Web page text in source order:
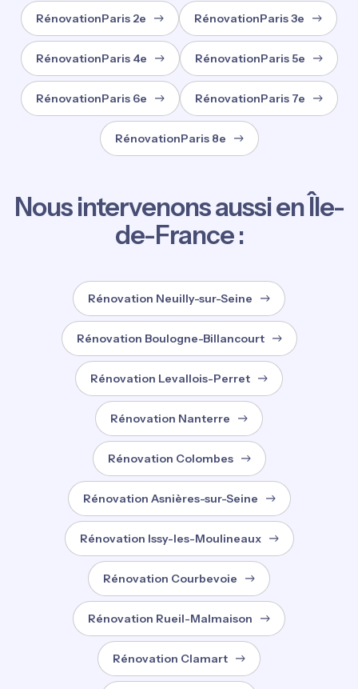
RénovationParis 2e RénovationParis 3e
RénovationParis 4e RénovationParis 5e
RénovationParis 6e RénovationParis 7e
RénovationParis 8e
Nous intervenons aussi en Île-
de-France :
Rénovation Neuilly-sur-Seine
Rénovation Boulogne-Billancourt
Rénovation Levallois-Perret
Rénovation Nanterre
Rénovation Colombes
Rénovation Asnières-sur-Seine
Rénovation Issy-les-Moulineaux
Rénovation Courbevoie
Rénovation Rueil-Malmaison
Rénovation Clamart